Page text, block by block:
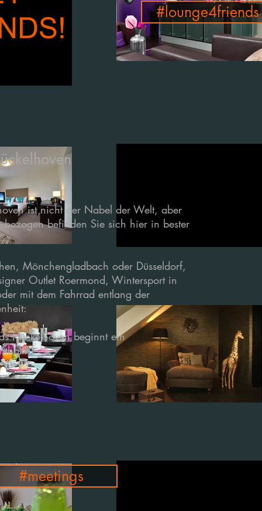
ist nicht der Nabel der Welt, aber
befinden Sie sich hier in bester
Mönchengladbach oder Düsseldorf,
Outlet Roermond, Wintersport in
mit dem Fahrrad entlang der
Hückelhoven beginnt ein
#lounge4friends
#meetings